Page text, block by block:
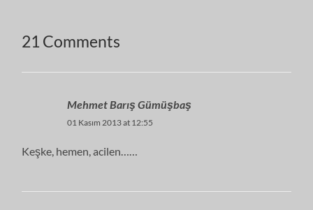
21 Comments
Mehmet Barış Gümüşbaş
01 Kasım 2013 at 12:55
Keşke, hemen, acilen……